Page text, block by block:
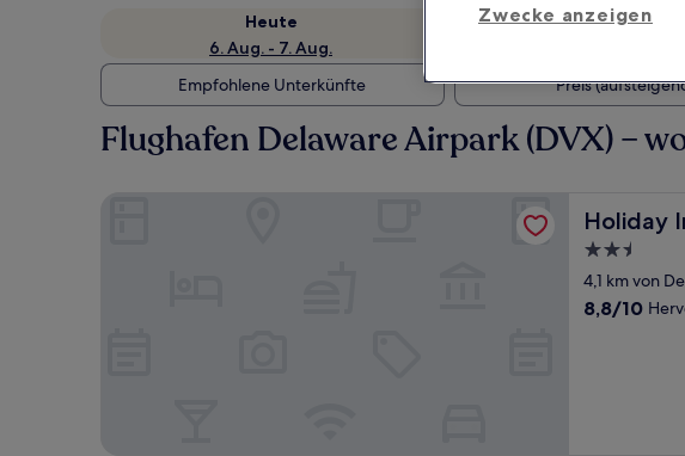
Heute
6. Aug. - 7. Aug.
Morgen
Empfohlene Unterkünfte
Preis
Flughafen Delaware Airpark (DVX) –
Holiday
Holiday
2.5-
Sterne-
Unterkunft
4,1 km von
8.8
8,8/10
Zwecke anzeigen